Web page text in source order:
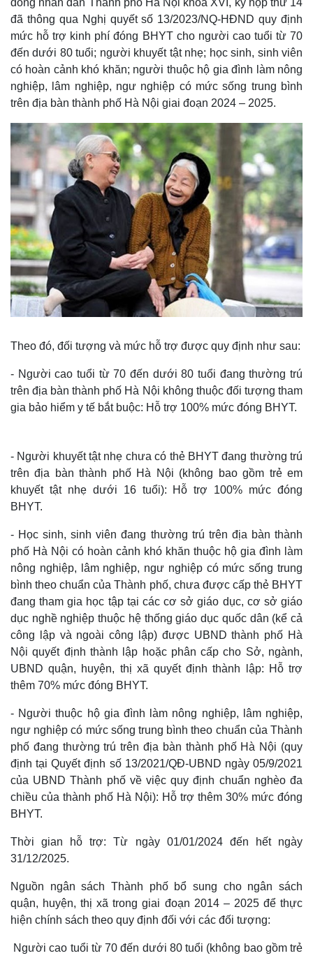
Thế giới
Quan sát
Cuộc sống đó đây
Hồ sơ
Multimedia
Video
Ảnh
E-Magazine
Infographic
đồng nhân dân Thành phố Hà Nội khóa XVI, kỳ họp thứ 14
đã thông qua Nghị quyết số 13/2023/NQ-HĐND quy định
mức hỗ trợ kinh phí đóng BHYT cho người cao tuổi từ 70
đến dưới 80 tuổi; người khuyết tật nhẹ; học sinh, sinh viên
có hoàn cảnh khó khăn; người thuộc hộ gia đình làm nông
nghiệp, lâm nghiệp, ngư nghiệp có mức sống trung bình
trên địa bàn thành phố Hà Nội giai đoạn 2024 – 2025.
Theo đó, đối tượng và mức hỗ trợ được quy định như sau:
- Người cao tuổi từ 70 đến dưới 80 tuổi đang thường trú
trên địa bàn thành phố Hà Nội không thuộc đối tượng tham
gia bảo hiểm y tế bắt buộc: Hỗ trợ 100% mức đóng BHYT.
- Người khuyết tật nhẹ chưa có thẻ BHYT đang thường trú
trên địa bàn thành phố Hà Nội (không bao gồm trẻ em
khuyết tật nhẹ dưới 16 tuổi): Hỗ trợ 100% mức đóng
BHYT.
- Học sinh, sinh viên đang thường trú trên địa bàn thành
phố Hà Nội có hoàn cảnh khó khăn thuộc hộ gia đình làm
nông nghiệp, lâm nghiệp, ngư nghiệp có mức sống trung
bình theo chuẩn của Thành phố, chưa được cấp thẻ BHYT
đang tham gia học tập tại các cơ sở giáo dục, cơ sở giáo
dục nghề nghiệp thuộc hệ thống giáo dục quốc dân (kể cả
công lập và ngoài công lập) được UBND thành phố Hà
Nội quyết định thành lập hoặc phân cấp cho Sở, ngành,
UBND quận, huyện, thị xã quyết định thành lập: Hỗ trợ
thêm 70% mức đóng BHYT.
- Người thuộc hộ gia đình làm nông nghiệp, lâm nghiệp,
ngư nghiệp có mức sống trung bình theo chuẩn của Thành
phố đang thường trú trên địa bàn thành phố Hà Nội (quy
định tại Quyết định số 13/2021/QĐ-UBND ngày 05/9/2021
của UBND Thành phố về việc quy định chuẩn nghèo đa
chiều của thành phố Hà Nội): Hỗ trợ thêm 30% mức đóng
BHYT.
Thời gian hỗ trợ: Từ ngày 01/01/2024 đến hết ngày
31/12/2025.
Nguồn ngân sách Thành phố bổ sung cho ngân sách
quận, huyện, thị xã trong giai đoạn 2014 – 2025 để thực
hiện chính sách theo quy định đối với các đối tượng:
Người cao tuổi từ 70 đến dưới 80 tuổi (không bao gồm trẻ